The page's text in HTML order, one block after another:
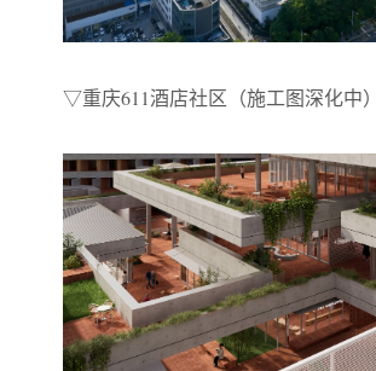
▽重庆611酒店社区（施工图深化中）